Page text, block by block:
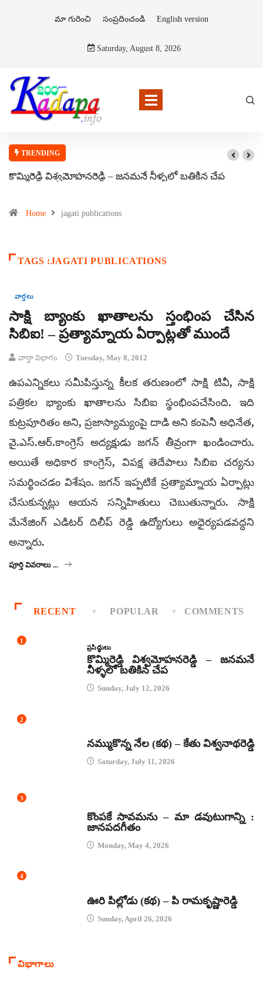
మా గురించి సంప్రదించండి English version
Saturday, August 8, 2026
TRENDING
కొమ్మిరెడ్డి విశ్వమోహనరెడ్డి – జనమనే నీళ్ళలో బతికిన చేప
Home jagati publications
TAGS :JAGATI PUBLICATIONS
వార్తలు
సాక్షి బ్యాంకు ఖాతాలను స్తంభింప చేసిన
సిబిఐ! – ప్రత్యామ్నాయ ఏర్పాట్లతో ముందే
వార్తా విభాగం Tuesday, May 8, 2012
ఉపఎన్నికలు సమీపిస్తున్న కీలక తరుణంలో సాక్షి టివీ, సాక్షి
పత్రికల భ్యాంకు ఖాతాలను సిబిఐ స్థంభింపచేసింది. ఇది
కుట్రపూరితం అని, ప్రజాస్యామ్యంపై దాడి అని కంపెనీ అధినేత,
వై.ఎస్.ఆర్.కాంగ్రెస్ అద్యక్షుడు జగన్ తీవ్రంగా ఖండించారు.
అయితే అధికార కాంగ్రెస్, విపక్ష తెదేపాలు సిబిఐ చర్యను
సమర్థించడం విశేషం. జగన్ ఇప్పటికే ప్రత్యామ్నాయ ఏర్పాట్లు
చేసుకున్నట్లు ఆయన సన్నిహితులు చెబుతున్నారు. సాక్షి
మేనేజింగ్ ఎడిటర్ దిలీప్ రెడ్డి ఉద్యోగులు అధైర్యపడవద్దని
అన్నారు.
పూర్తి వివరాలు ...
RECENT POPULAR COMMENTS
1
ప్రసిద్ధులు
కొమ్మిరెడ్డి విశ్వమోహనరెడ్డి – జనమనే
నీళ్ళలో బతికిన చేప
Sunday, July 12, 2026
2
నమ్ముకొన్న నేల (కథ) – కేతు విశ్వనాథరెడ్డి
Saturday, July 11, 2026
3
కొంపకే సావమను – మా డవుటుగాన్ని :
జానపదగీతం
Monday, May 4, 2026
4
ఊరి పిల్లోడు (కథ) – పి రామకృష్ణారెడ్డి
Sunday, April 26, 2026
విభాగాలు